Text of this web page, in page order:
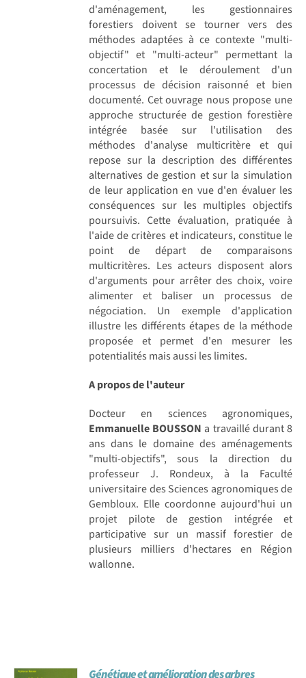
d'aménagement, les gestionnaires
forestiers doivent se tourner vers des
méthodes adaptées à ce contexte "multi-
objectif" et "multi-acteur" permettant la
concertation et le déroulement d'un
processus de décision raisonné et bien
documenté. Cet ouvrage nous propose une
approche structurée de gestion forestière
intégrée basée sur l'utilisation des
méthodes d'analyse multicritère et qui
repose sur la description des différentes
alternatives de gestion et sur la simulation
de leur application en vue d'en évaluer les
conséquences sur les multiples objectifs
poursuivis. Cette évaluation, pratiquée à
l'aide de critères et indicateurs, constitue le
point de départ de comparaisons
multicritères. Les acteurs disposent alors
d'arguments pour arrêter des choix, voire
alimenter et baliser un processus de
négociation. Un exemple d'application
illustre les différents étapes de la méthode
proposée et permet d'en mesurer les
potentialités mais aussi les limites.
A propos de l'auteur
Docteur en sciences agronomiques,
Emmanuelle BOUSSON a travaillé durant 8
ans dans le domaine des aménagements
"multi-objectifs", sous la direction du
professeur J. Rondeux, à la Faculté
universitaire des Sciences agronomiques de
Gembloux. Elle coordonne aujourd'hui un
projet pilote de gestion intégrée et
participative sur un massif forestier de
plusieurs milliers d'hectares en Région
wallonne.
Génétique et amélioration des arbres